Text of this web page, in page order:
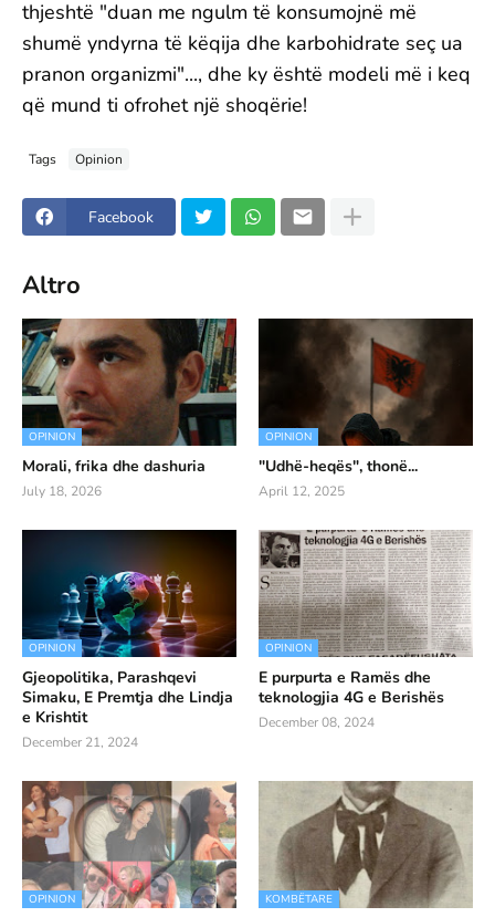
thjeshtë "duan me ngulm të konsumojnë më
shumë yndyrna të këqija dhe karbohidrate seç ua
pranon organizmi"..., dhe ky është modeli më i keq
që mund ti ofrohet një shoqërie!
Tags Opinion
Facebook
Altro
OPINION
Morali, frika dhe dashuria
July 18, 2026
OPINION
"Udhë-heqës", thonë...
April 12, 2025
OPINION
Gjeopolitika, Parashqevi
Simaku, E Premtja dhe Lindja
e Krishtit
December 21, 2024
OPINION
E purpurta e Ramës dhe
teknologjia 4G e Berishës
December 08, 2024
OPINION KOMBËTARE